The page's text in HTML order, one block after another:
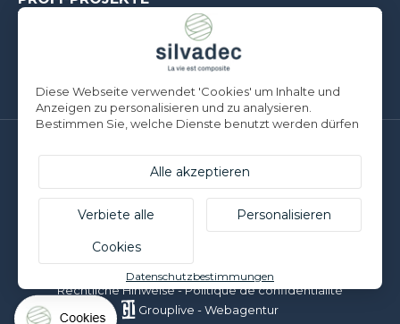
DOKUMENTATIONSQUELLEN
Silvadec Deutschland
Ludwig-Erhard-Straße 3
D-84069 Schierling | T. +49 9451 9443 500
Silvadec France
Parc d’Activités de l’Estuaire
F-56190 ARZAL | T. +33 (0)2 97 450 900
© Silvadec - Alle Rechte vorbehalten - Nicht vertragliche Fotos
Rechtliche Hinweise-Politique de confidentialité
Grouplive - Webagentur
Diese Webseite verwendet 'Cookies' um Inhalte und
Anzeigen zu personalisieren und zu analysieren.
Bestimmen Sie, welche Dienste benutzt werden dürfen
Alle akzeptieren
Verbiete alle
Cookies
Personalisieren
Datenschutzbestimmungen